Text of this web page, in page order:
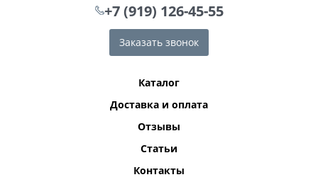
+7 (919) 126-45-55
Заказать звонок
Каталог
Доставка и оплата
Отзывы
Статьи
Контакты